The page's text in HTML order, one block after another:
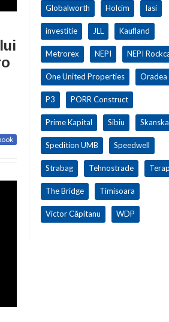
Globalworth Holcim Iasi
investitie JLL Kaufland
Metrorex NEPI NEPI
One United Properties Oradea
P3 PORR Construct
Prime Kapital Sibiu Skanska
Spedition UMB Speedwell
Strabag Tehnostrade
The Bridge Timisoara
Victor Căpitanu WDP